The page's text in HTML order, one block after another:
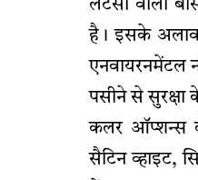
लेटेंसी वाला
है। इसके
एनवायरनमेंटल
पसीने से सुरक्षा
कलर ऑप्शन्स
सैटिन व्हाइट,